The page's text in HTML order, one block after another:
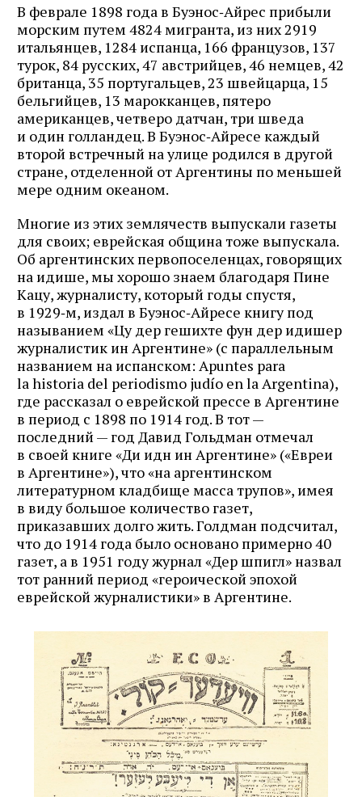
В феврале 1898 года в Буэнос‑Айрес прибыли
морским путем 4824 мигранта, из них 2919
итальянцев, 1284 испанца, 166 французов, 137
турок, 84 русских, 47 австрийцев, 46 немцев, 42
британца, 35 португальцев, 23 швейцарца, 15
бельгийцев, 13 марокканцев, пятеро
американцев, четверо датчан, три шведа
и один голландец. В Буэнос‑Айресе каждый
второй встречный на улице родился в другой
стране, отделенной от Аргентины по меньшей
мере одним океаном.
Многие из этих землячеств выпускали газеты
для своих; еврейская община тоже выпускала.
Об аргентинских первопоселенцах, говорящих
на идише, мы хорошо знаем благодаря Пине
Кацу, журналисту, который годы спустя,
в 1929‑м, издал в Буэнос‑Айресе книгу под
называнием «Цу дер гешихте фун дер идишер
журналистик ин Аргентине» (с параллельным
названием на испанском: Apuntes para
la historia del periodismo judío en la Argentina),
где рассказал о еврейской прессе в Аргентине
в период с 1898 по 1914 год. В тот —
последний — год Давид Гольдман отмечал
в своей книге «Ди идн ин Аргентине» («Евреи
в Аргентине»), что «на аргентинском
литературном кладбище масса трупов», имея
в виду большое количество газет,
приказавших долго жить. Голдман подсчитал,
что до 1914 года было основано примерно 40
газет, а в 1951 году журнал «Дер шпигл» назвал
тот ранний период «героической эпохой
еврейской журналистики» в Аргентине.